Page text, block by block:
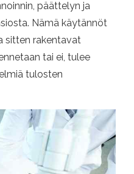
päättelyn ja
Nämä käytännöt
sitten rakentavat
tai ei, tulee
tulosten